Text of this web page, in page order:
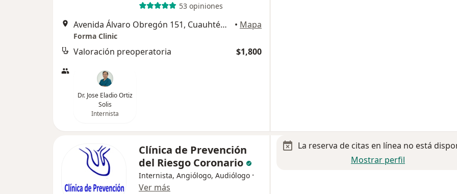
53 opiniones
Avenida Álvaro Obregón 151, Cuauhtémoc • Mapa
Forma Clinic
Valoración preoperatoria $1,800
Dr. Jose Eladio Ortiz
Solis
Internista
Clínica de Prevención
del Riesgo Coronario
Internista, Angiólogo, Audiólogo ·
Ver más
La reserva de citas en línea no está
Mostrar perfil